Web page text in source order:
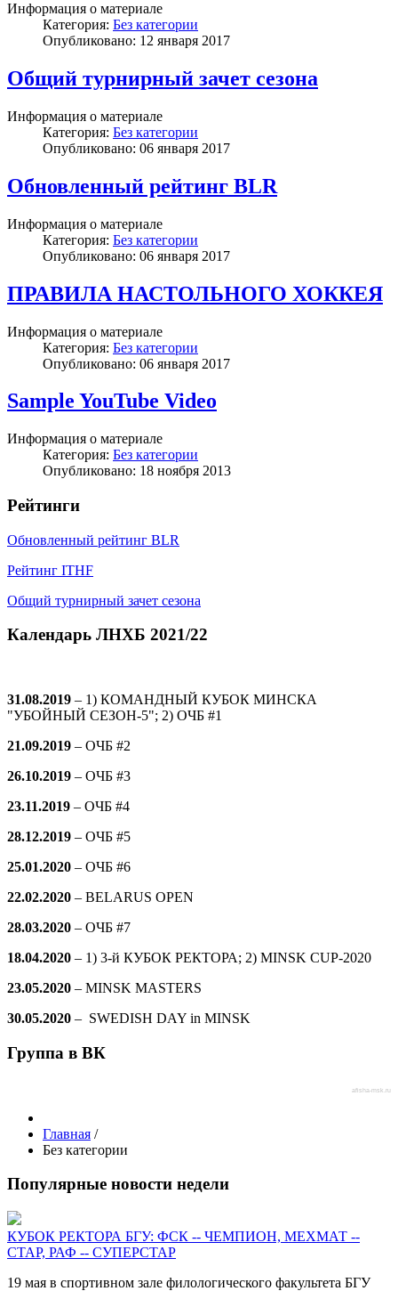
Информация о материале
Категория: Без категории
Опубликовано: 12 января 2017
Общий турнирный зачет сезона
Информация о материале
Категория: Без категории
Опубликовано: 06 января 2017
Обновленный рейтинг BLR
Информация о материале
Категория: Без категории
Опубликовано: 06 января 2017
ПРАВИЛА НАСТОЛЬНОГО ХОККЕЯ
Информация о материале
Категория: Без категории
Опубликовано: 06 января 2017
Sample YouTube Video
Информация о материале
Категория: Без категории
Опубликовано: 18 ноября 2013
Рейтинги
Обновленный рейтинг BLR
Рейтинг ITHF
Общий турнирный зачет сезона
Календарь ЛНХБ 2021/22
31.08.2019 – 1) КОМАНДНЫЙ КУБОК МИНСКА
"УБОЙНЫЙ СЕЗОН-5"; 2) ОЧБ #1
21.09.2019 – ОЧБ #2
26.10.2019 – ОЧБ #3
23.11.2019 – ОЧБ #4
28.12.2019 – ОЧБ #5
25.01.2020 – ОЧБ #6
22.02.2020 – BELARUS OPEN
28.03.2020 – ОЧБ #7
18.04.2020 – 1) 3-й КУБОК РЕКТОРА; 2) MINSK CUP-2020
23.05.2020 – MINSK MASTERS
30.05.2020 – SWEDISH DAY in MINSK
Группа в ВК
afisha-msk.ru
Главная /
Без категории
Популярные новости недели
КУБОК РЕКТОРА БГУ: ФСК -- ЧЕМПИОН, МЕХМАТ --
СТАР, РАФ -- СУПЕРСТАР
19 мая в спортивном зале филологического факультета БГУ